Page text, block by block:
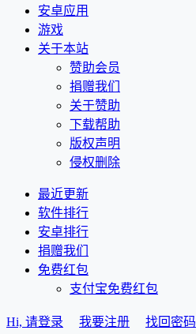
安卓应用
游戏
关于本站
赞助会员
捐赠我们
关于赞助
下载帮助
版权声明
侵权删除
最近更新
软件排行
安卓排行
捐赠我们
免费红包
支付宝免费红包
Hi, 请登录 我要注册 找回密码